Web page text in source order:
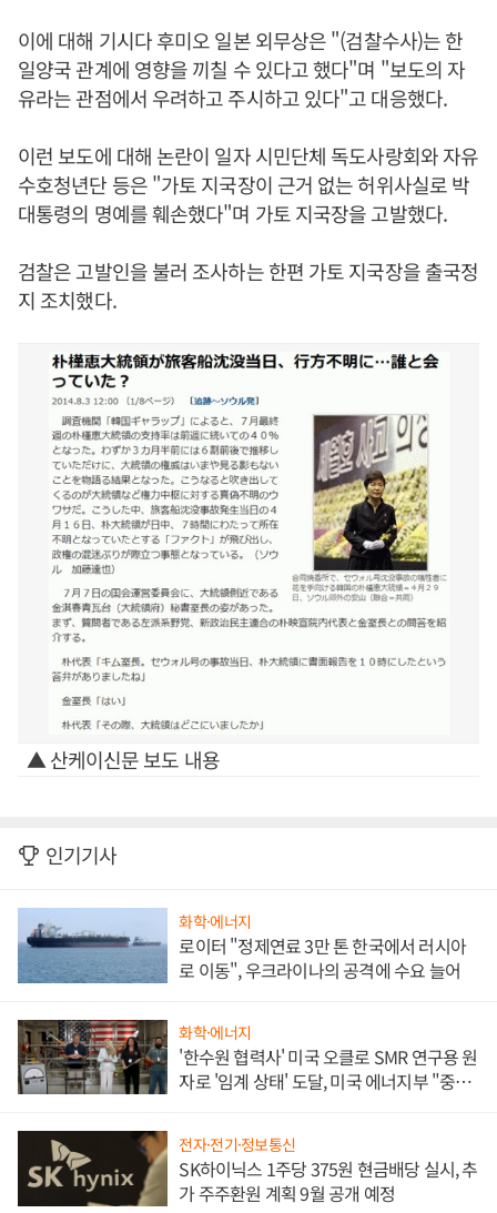
이에 대해 기시다 후미오 일본 외무상은 "(검찰수사)는 한
일양국 관계에 영향을 끼칠 수 있다고 했다"며 "보도의 자
유라는 관점에서 우려하고 주시하고 있다"고 대응했다.
이런 보도에 대해 논란이 일자 시민단체 독도사랑회와 자유
수호청년단 등은 "가토 지국장이 근거 없는 허위사실로 박
대통령의 명예를 훼손했다"며 가토 지국장을 고발했다.
검찰은 고발인을 불러 조사하는 한편 가토 지국장을 출국정
지 조치했다.
▲ 산케이신문 보도 내용
인기기사
화학·에너지
로이터 "정제연료 3만 톤 한국에서 러시아
로 이동", 우크라이나의 공격에 수요 늘어
화학·에너지
'한수원 협력사' 미국 오클로 SMR 연구용 원
자로 '임계 상태' 도달, 미국 에너지부 "중요
전자·전기·정보통신
SK하이닉스 1주당 375원 현금배당 실시, 추
가 주주환원 계획 9월 공개 예정